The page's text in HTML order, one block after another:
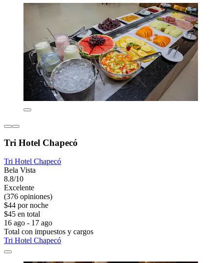
Tri Hotel Chapecó
Tri Hotel Chapecó
Bela Vista
8.8/10
Excelente
(376 opiniones)
$44 por noche
$45 en total
16 ago - 17 ago
Total con impuestos y cargos
Tri Hotel Chapecó